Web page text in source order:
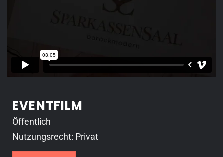
EVENTFILM
Öffentlich
Nutzungsrecht: Privat